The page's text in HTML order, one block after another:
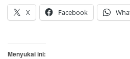
X
Facebook
Menyukai ini: